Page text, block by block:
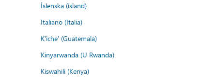
Íslenska (ísland)
Italiano (Italia)
K'iche' (Guatemala)
Kinyarwanda (U Rwanda)
Kiswahili (Kenya)